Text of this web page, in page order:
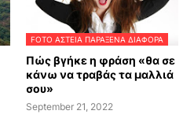
FOTO ΑΣΤΕΙΑ ΠΑΡΑΞΕΝΑ ΔΙΑΦΟΡΑ
Πώς βγήκε η φράση «θα σε
κάνω να τραβάς τα μαλλιά
σου»
September 21, 2022